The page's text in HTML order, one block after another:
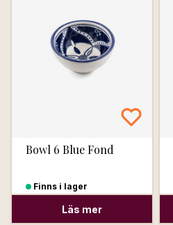
Bowl 6 Blue Fond
Finns i lager
Läs mer